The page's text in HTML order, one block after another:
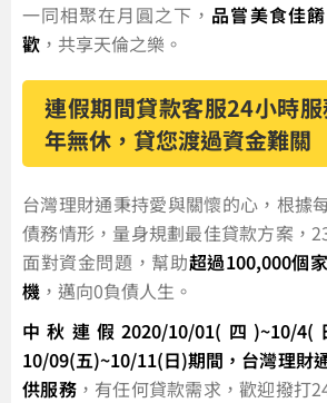
一同相聚在月圓之下， 品嘗美食佳餚
歡 ，共享天倫之樂。
連假期間貸款客服24小時
年無休，貸您渡過資金難關
台灣理財通秉持愛與關懷的心，根據
債務情形，量身規劃最佳貸款方案，
面對資金問題，幫助超過100,000個
機 ，邁向0負債人生。
中秋連假2020/10/01(四)~10/4(
10/09(五)~10/11(日)期間，台灣理財
供服務，有任何貸款需求，歡迎撥打